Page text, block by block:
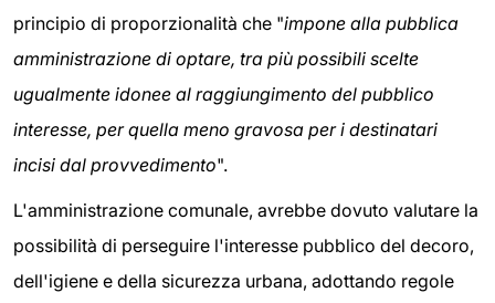
principio di proporzionalità che "impone alla pubblica
amministrazione di optare, tra più possibili scelte
ugualmente idonee al raggiungimento del pubblico
interesse, per quella meno gravosa per i destinatari
incisi dal provvedimento".
L'amministrazione comunale, avrebbe dovuto valutare la
possibilità di perseguire l'interesse pubblico del decoro,
dell'igiene e della sicurezza urbana, adottando regole